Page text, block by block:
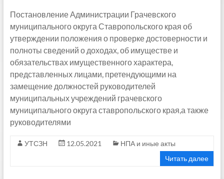
Постановление Администрации Грачевского
муниципального округа Ставропольского края об
утверждении положения о проверке достоверности и
полноты сведений о доходах, об имуществе и
обязательствах имущественного характера,
представленных лицами, претендующими на
замещение должностей руководителей
муниципальных учреждений грачевского
муниципального округа ставропольского края,а также
руководителями
УТСЗН 12.05.2021
НПА и иные акты
Читать далее